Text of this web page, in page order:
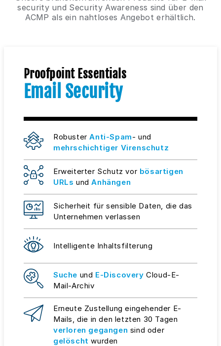
security und Security Awareness sind über den
ACMP als ein nahtloses Angebot erhältlich.
Proofpoint Essentials
Email Security
RobusterAnti-Spam- und
mehrschichtiger Virenschutz
Erweiterter Schutz vor bösartigen
URLs undAnhängen
Sicherheit für sensible Daten, die das
Unternehmen verlassen
Intelligente Inhaltsfilterung
Suche und E-Discovery Cloud-E-
Mail-Archiv
Erneute Zustellung eingehender E-
Mails, die in den letzten 30 Tagen
verloren gegangen sind oder
gelöscht wurden